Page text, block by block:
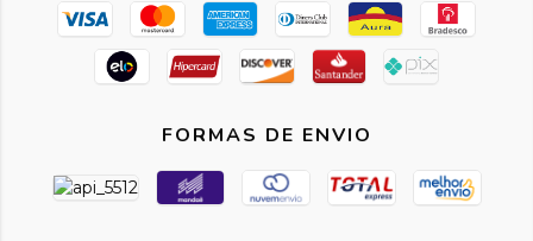
FORMAS DE ENVIO